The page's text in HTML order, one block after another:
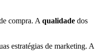
compra. A qualidade dos
estratégias de marketing. A